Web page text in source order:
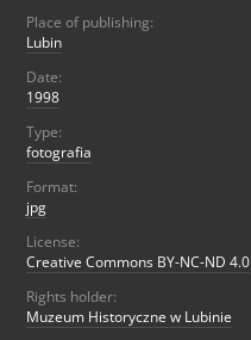
Place of publishing:
Lubin
Date:
1998
Type:
fotografia
Format:
jpg
License:
Creative Commons BY-NC-ND 4.0
Rights holder:
Muzeum Historyczne w Lubinie